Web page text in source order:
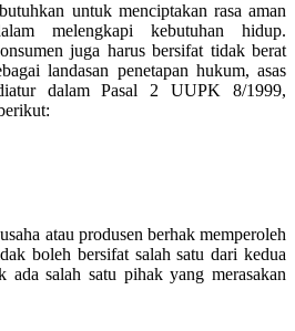
untuk menciptakan rasa aman
melengkapi kebutuhan hidup.
juga harus bersifat tidak berat
landasan penetapan hukum, asas
dalam Pasal 2 UUPK 8/1999,
atau produsen berhak memperoleh
boleh bersifat salah satu dari kedua
ada salah satu pihak yang merasakan